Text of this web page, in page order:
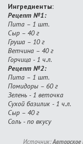
Ингредиенты:
Рецепт №1:
Пита – 1 шт.
Сыр – 40 г
Груша – 10 г
Ветчина – 40 г
Горчица - 1 ч.л.
Рецепт №2:
Пита – 1 шт.
Помидоры – 60 г
Зелень - 1 веточка
Сухой базилик - 1 ч.л.
Сыр – 40 г
Соль - по вкусу
Источник:Авторское